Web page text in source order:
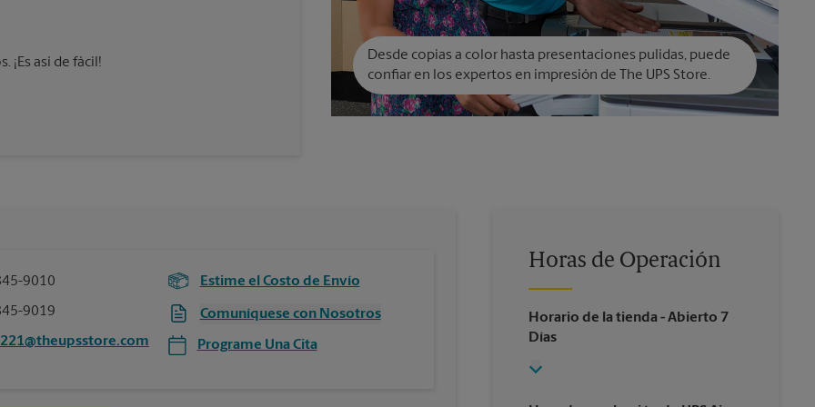
¡Es así de fácil!
Desde copias a color hasta presentaciones pulidas, puede
confiar en los expertos en impresión de The UPS Store.
9010
9019
Estime el Costo de Envío
Comuníquese con Nosotros
Programe Una Cita
Horas de Operación
Horario de la tienda - Abierto 7
Días